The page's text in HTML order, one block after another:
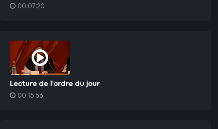
00:07:20
Lecture de l'ordre du jour
00:15:56